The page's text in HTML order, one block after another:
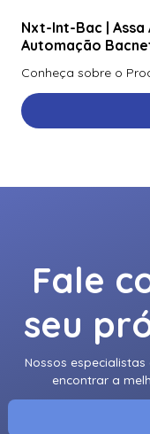
Nxt-Int-Bac |
Automação
Conheça sobre o
Fale
seu
Nossos
encontrar a